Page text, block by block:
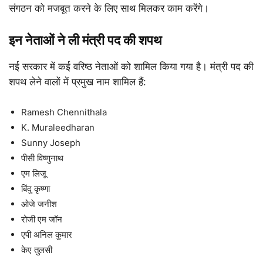
संगठन को मजबूत करने के लिए साथ मिलकर काम करेंगे।
इन नेताओं ने ली मंत्री पद की शपथ
नई सरकार में कई वरिष्ठ नेताओं को शामिल किया गया है। मंत्री पद की
शपथ लेने वालों में प्रमुख नाम शामिल हैं:
Ramesh Chennithala
K. Muraleedharan
Sunny Joseph
पीसी विष्णुनाथ
एम लिजू
बिंदु कृष्णा
ओजे जनीश
रोजी एम जॉन
एपी अनिल कुमार
केए तुलसी